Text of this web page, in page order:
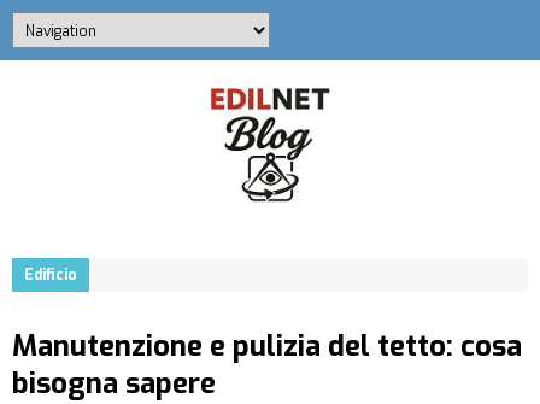
Edificio
Manutenzione e pulizia del tetto: cosa
bisogna sapere